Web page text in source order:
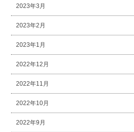
2023年3月
2023年2月
2023年1月
2022年12月
2022年11月
2022年10月
2022年9月